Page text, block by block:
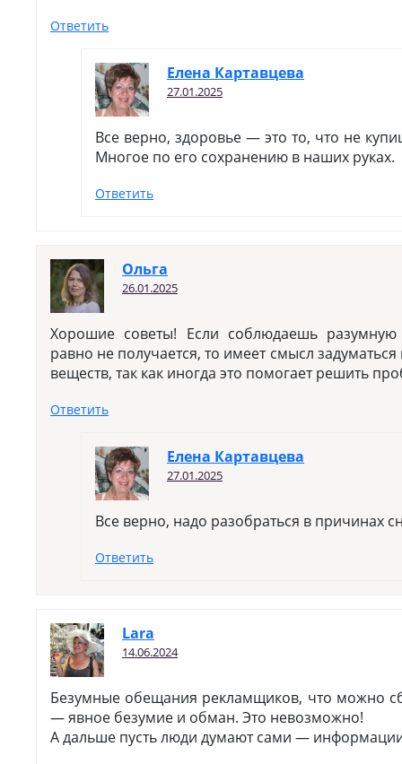
Ответить
Елена Картавцева
27.01.2025
Все верно, здоровье — это то, что не
Многое по его сохранению в наших руках.
Ответить
Ольга
26.01.2025
Хорошие советы! Если соблюдаешь разумную
равно не получается, то имеет смысл
веществ, так как иногда это помогает решить
Ответить
Елена Картавцева
27.01.2025
Все верно, надо разобраться в причинах
Ответить
Lara
14.06.2024
Безумные обещания рекламщиков, что можно
— явное безумие и обман. Это невозможно!
А дальше пусть люди думают сами —